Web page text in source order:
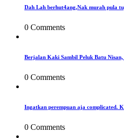
Dah Lah berhut4ang,Nak murah pula
0 Comments
Berjalan Kaki Sambil Peluk Batu
0 Comments
Ingatkan perempuan aja complicated.
0 Comments